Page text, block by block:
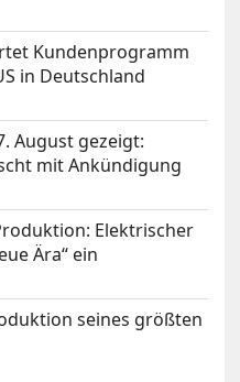
Kundenprogramm
in Deutschland
August gezeigt:
mit Ankündigung
Elektrischer
Ära“ ein
seines größten